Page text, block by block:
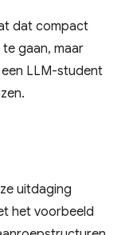
dat compact
gaan, maar
LLM-student
uitdaging
het voorbeeld